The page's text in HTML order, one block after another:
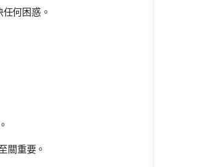
何困惑。
關重要。